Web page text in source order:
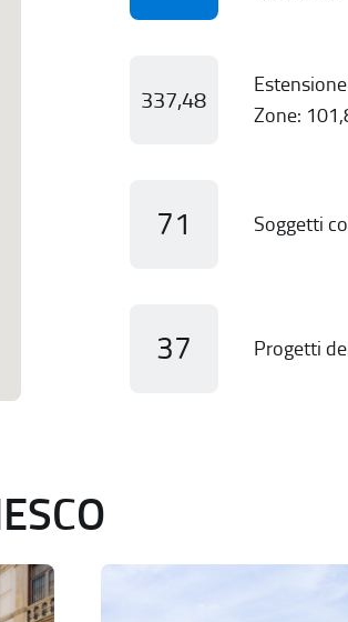
337,48
Zone:
71 Soggetti
37 Progetti